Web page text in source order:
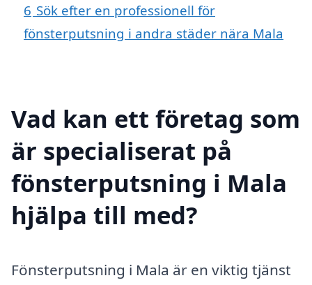
6 Sök efter en professionell för
fönsterputsning i andra städer nära Mala
Vad kan ett företag som
är specialiserat på
fönsterputsning i Mala
hjälpa till med?
Fönsterputsning i Mala är en viktig tjänst